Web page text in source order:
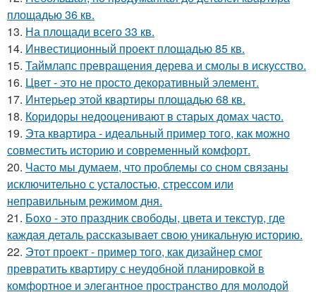
площадью 36 кв.
13. На площади всего 33 кв.
14. Инвестиционный проект площадью 85 кв.
15. Таймлапс превращения дерева и смолы в искусство.
16. Цвет - это не просто декоративный элемент.
17. Интерьер этой квартиры площадью 68 кв.
18. Коридоры недооценивают в старых домах часто.
19. Эта квартира - идеальный пример того, как можно
совместить историю и современный комфорт.
20. Часто мы думаем, что проблемы со сном связаны
исключительно с усталостью, стрессом или
неправильным режимом дня.
21. Бохо - это праздник свободы, цвета и текстур, где
каждая деталь рассказывает свою уникальную историю.
22. Этот проект - пример того, как дизайнер смог
превратить квартиру с неудобной планировкой в
комфортное и элегантное пространство для молодой